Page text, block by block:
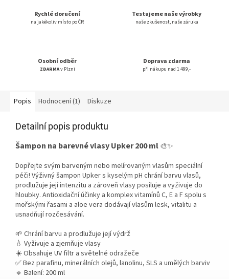
Rychlé doručení
na jakékoliv místo po ČR
Testujeme naše výrobky
naše zkušenost, naše záruka
Osobní odběr
ZDARMAv Plzni
Doprava zdarma
při nákupu nad 1 499,-
Popis Hodnocení (1) Diskuze
Detailní popis produktu
Šampon na barevné vlasy Upker 200 ml 🎨✨
Dopřejte svým barveným nebo melírovaným vlasům speciální
péči! Výživný šampon Upker s kyselým pH chrání barvu vlasů,
prodlužuje její intenzitu a zároveň vlasy posiluje a vyživuje do
hloubky. Antioxidační účinky a komplex vitamínů C, E a F spolu s
mořskými řasami a aloe vera dodávají vlasům lesk, vitalitu a
usnadňují rozčesávání.
🌱 Chrání barvu a prodlužuje její výdrž
💧 Vyživuje a zjemňuje vlasy
☀️ Obsahuje UV filtr a světelné odražeče
✅ Bez parafinu, minerálních olejů, lanolinu, SLS a umělých barviv
🔹 Balení: 200 ml